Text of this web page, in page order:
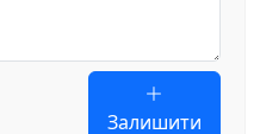
Залишити